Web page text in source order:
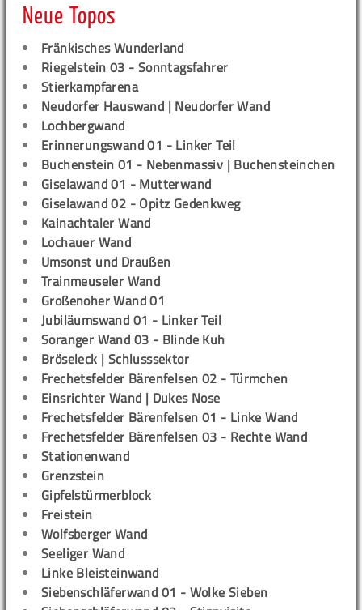
Neue Topos
Fränkisches Wunderland
Riegelstein 03 - Sonntagsfahrer
Stierkampfarena
Neudorfer Hauswand | Neudorfer Wand
Lochbergwand
Erinnerungswand 01 - Linker Teil
Buchenstein 01 - Nebenmassiv | Buchensteinchen
Giselawand 01 - Mutterwand
Giselawand 02 - Opitz Gedenkweg
Kainachtaler Wand
Lochauer Wand
Umsonst und Draußen
Trainmeuseler Wand
Großenoher Wand 01
Jubiläumswand 01 - Linker Teil
Soranger Wand 03 - Blinde Kuh
Bröseleck | Schlusssektor
Frechetsfelder Bärenfelsen 02 - Türmchen
Einsrichter Wand | Dukes Nose
Frechetsfelder Bärenfelsen 01 - Linke Wand
Frechetsfelder Bärenfelsen 03 - Rechte Wand
Stationenwand
Grenzstein
Gipfelstürmerblock
Freistein
Wolfsberger Wand
Seeliger Wand
Linke Bleisteinwand
Siebenschläferwand 01 - Wolke Sieben